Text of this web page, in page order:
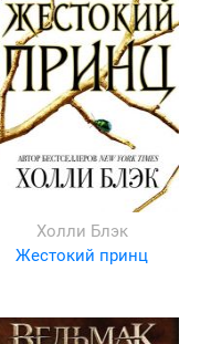
Холли Блэк
Жестокий принц